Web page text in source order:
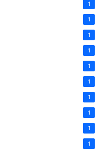
1
1
1
1
1
1
1
1
1
1